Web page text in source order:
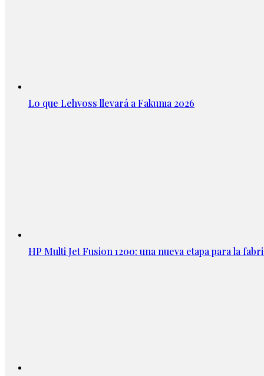
Lo que Lehvoss llevará a Fakuma 2026
HP Multi Jet Fusion 1200: una nueva etapa para la